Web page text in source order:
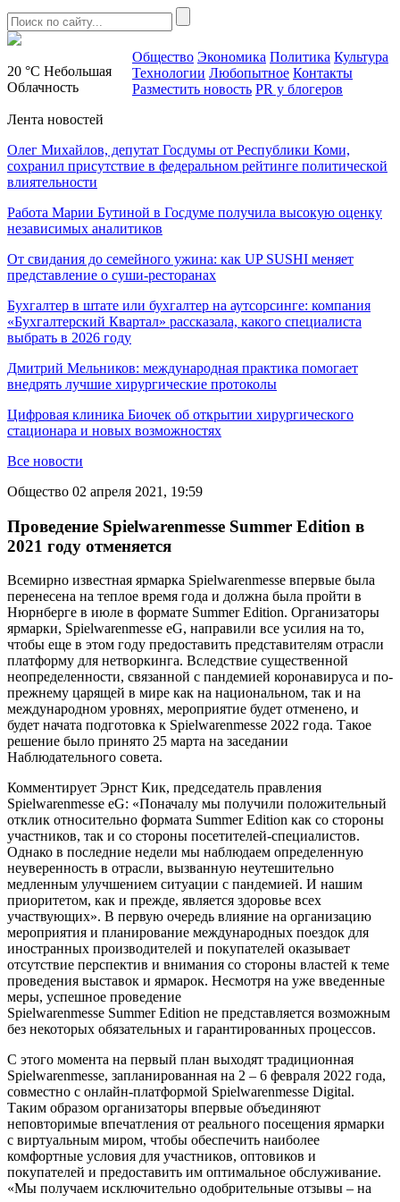
20 °C Небольшая
Облачность
Общество Экономика Политика Культура
Технологии Любопытное Контакты
Разместить новость PR у блогеров
Лента новостей
Олег Михайлов, депутат Госдумы от Республики Коми,
сохранил присутствие в федеральном рейтинге политической
влиятельности
Работа Марии Бутиной в Госдуме получила высокую оценку
независимых аналитиков
От свидания до семейного ужина: как UP SUSHI меняет
представление о суши-ресторанах
Бухгалтер в штате или бухгалтер на аутсорсинге: компания
«Бухгалтерский Квартал» рассказала, какого специалиста
выбрать в 2026 году
Дмитрий Мельников: международная практика помогает
внедрять лучшие хирургические протоколы
Цифровая клиника Биочек об открытии хирургического
стационара и новых возможностях
Все новости
Общество 02 апреля 2021, 19:59
Проведение Spielwarenmesse Summer Edition в
2021 году отменяется
Всемирно известная ярмарка Spielwarenmesse впервые была
перенесена на теплое время года и должна была пройти в
Нюрнберге в июле в формате Summer Edition. Организаторы
ярмарки, Spielwarenmesse eG, направили все усилия на то,
чтобы еще в этом году предоставить представителям отрасли
платформу для нетворкинга. Вследствие существенной
неопределенности, связанной с пандемией коронавируса и по-
прежнему царящей в мире как на национальном, так и на
международном уровнях, мероприятие будет отменено, и
будет начата подготовка к Spielwarenmesse 2022 года. Такое
решение было принято 25 марта на заседании
Наблюдательного совета.
Комментирует Эрнст Кик, председатель правления
Spielwarenmesse eG: «Поначалу мы получили положительный
отклик относительно формата Summer Edition как со стороны
участников, так и со стороны посетителей-специалистов.
Однако в последние недели мы наблюдаем определенную
неуверенность в отрасли, вызванную неутешительно
медленным улучшением ситуации с пандемией. И нашим
приоритетом, как и прежде, является здоровье всех
участвующих». В первую очередь влияние на организацию
мероприятия и планирование международных поездок для
иностранных производителей и покупателей оказывает
отсутствие перспектив и внимания со стороны властей к теме
проведения выставок и ярмарок. Несмотря на уже введенные
меры, успешное проведение
Spielwarenmesse Summer Edition не представляется возможным
без некоторых обязательных и гарантированных процессов.
С этого момента на первый план выходят традиционная
Spielwarenmesse, запланированная на 2 – 6 февраля 2022 года,
совместно с онлайн-платформой Spielwarenmesse Digital.
Таким образом организаторы впервые объединяют
неповторимые впечатления от реального посещения ярмарки
с виртуальным миром, чтобы обеспечить наиболее
комфортные условия для участников, оптовиков и
покупателей и предоставить им оптимальное обслуживание.
«Мы получаем исключительно одобрительные отзывы – на